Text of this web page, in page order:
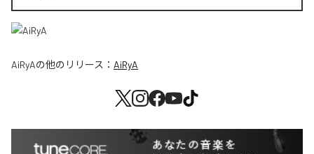
AiRyAの他のリリース： AiRyA